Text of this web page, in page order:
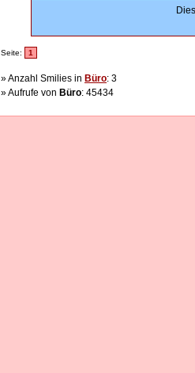
Seite: 1
» Anzahl Smilies in Büro: 3
» Aufrufe von Büro: 45434